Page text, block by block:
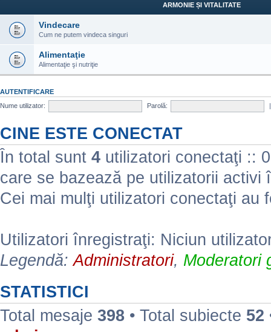
ARMONIE ȘI VITALITATE
Vindecare
Cum ne putem vindeca singuri
Alimentaţie
Alimentaţie şi nutriţie
AUTENTIFICARE
Nume utilizator:
Parolă:
CINE ESTE CONECTAT
În total sunt 4 utilizatori conectaţi ::
care se bazează pe utilizatorii activi
Cei mai mulţi utilizatori conectaţi au
Utilizatori înregistraţi: Niciun
Legendă:Administratori, Moderatori
STATISTICI
Total mesaje 398 • Total subiecte 52